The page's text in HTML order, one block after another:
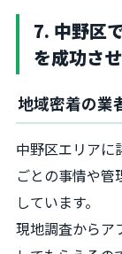
7. 中野区
を成功さ
地域密着の業
中野区エリアに
ごとの事情や管
しています。
現地調査からア